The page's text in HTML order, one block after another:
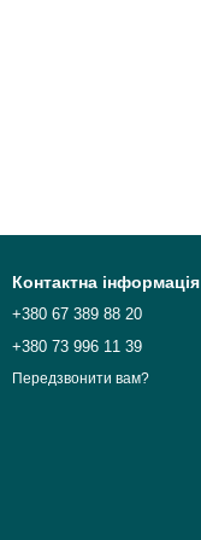
Контактна інформація
+380 67 389 88 20
+380 73 996 11 39
Передзвонити вам?